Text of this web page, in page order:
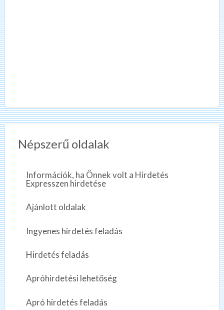
Népszerű oldalak
Információk, ha Önnek volt a Hirdetés
Expresszen hirdetése
Ajánlott oldalak
Ingyenes hirdetés feladás
Hirdetés feladás
Apróhirdetési lehetőség
Apró hirdetés feladás